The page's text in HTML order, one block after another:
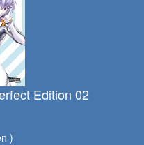
Edition 02
)